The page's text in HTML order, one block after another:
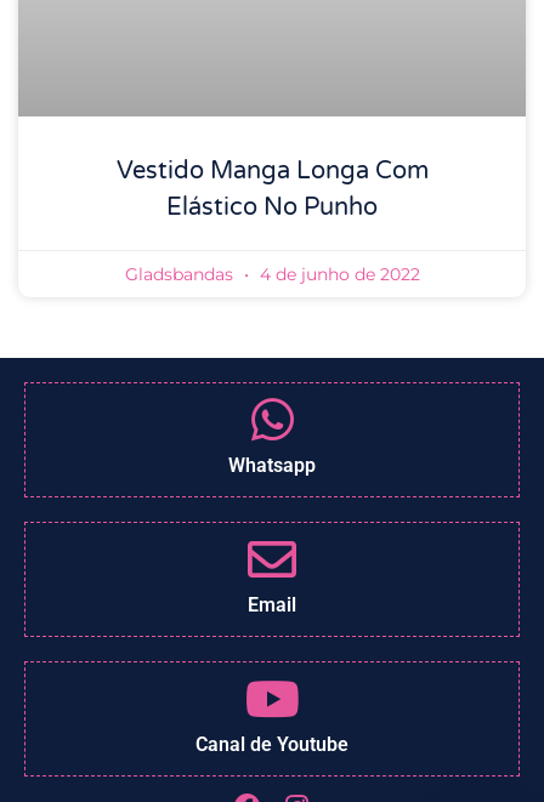
Vestido Manga Longa Com
Elástico No Punho
Gladsbandas 4 de junho de 2022
Whatsapp
Email
Canal de Youtube